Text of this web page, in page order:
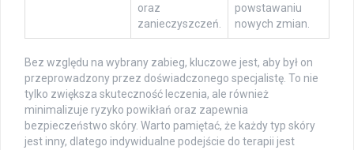
oraz
zanieczyszczeń.
powstawaniu
nowych zmian.
Bez względu na wybrany zabieg, kluczowe jest, aby był on
przeprowadzony przez doświadczonego specjalistę. To nie
tylko zwiększa skuteczność leczenia, ale również
minimalizuje ryzyko powikłań oraz zapewnia
bezpieczeństwo skóry. Warto pamiętać, że każdy typ skóry
jest inny, dlatego indywidualne podejście do terapii jest